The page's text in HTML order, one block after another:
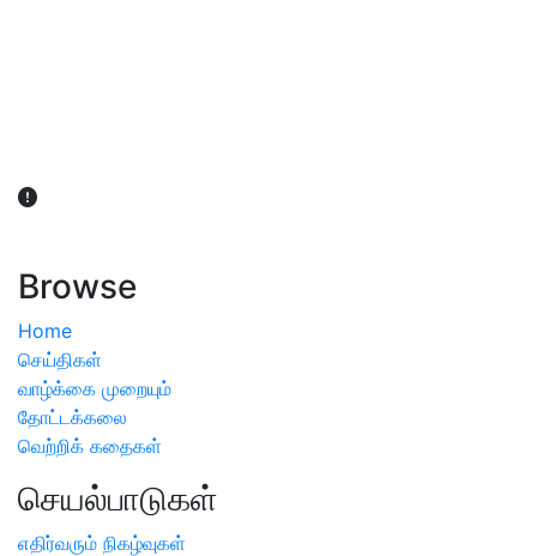
Browse
Home
செய்திகள்
வாழ்க்கை முறையும்
தோட்டக்கலை
வெற்றிக் கதைகள்
செயல்பாடுகள்
எதிர்வரும் நிகழ்வுகள்